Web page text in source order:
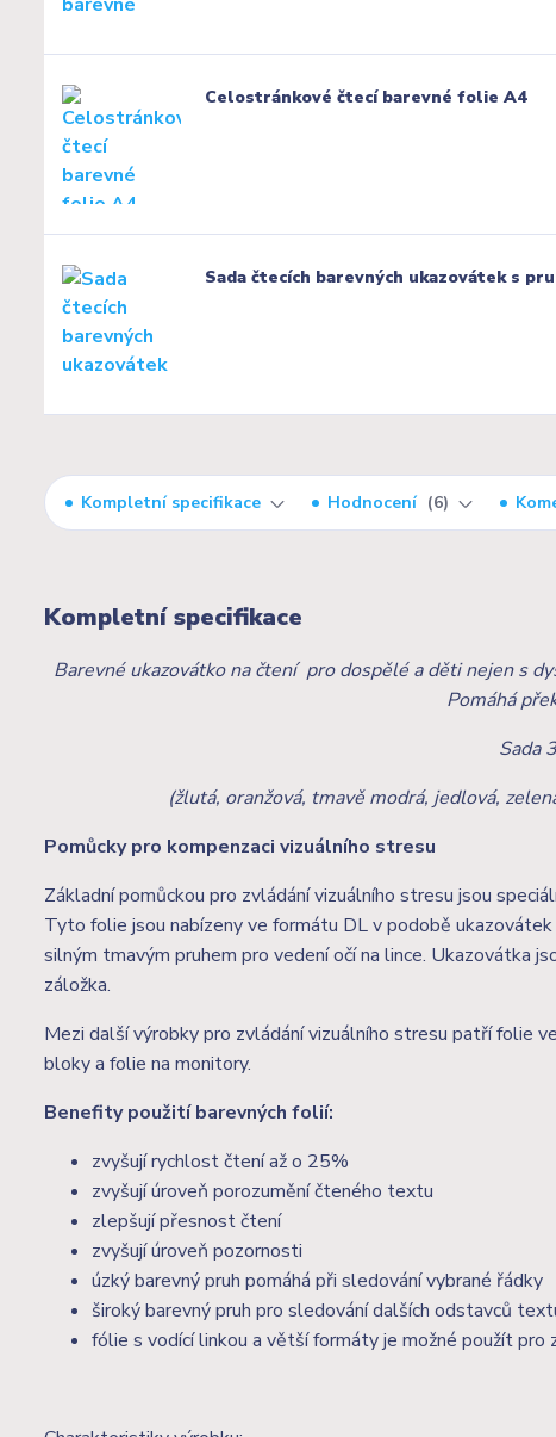
Celostránkové čtecí barevné folie A4
Sada čtecích barevných ukazovátek s
Kompletní specifikace Hodnocení 6
Kompletní specifikace
Barevné ukazovátko na čtení pro dospělé a děti nejen s
Pomáhá
Sada
(žlutá, oranžová, tmavě modrá, jedlová,
Pomůcky pro kompenzaci vizuálního stresu
Základní pomůckou pro zvládání vizuálního stresu jsou
Tyto folie jsou nabízeny ve formátu DL v podobě
silným tmavým pruhem pro vedení očí na lince. Ukazovátka
záložka.
Mezi další výrobky pro zvládání vizuálního stresu patří folie
bloky a folie na monitory.
Benefity použití barevných folií:
zvyšují rychlost čtení až o 25%
zvyšují úroveň porozumění čteného textu
zlepšují přesnost čtení
zvyšují úroveň pozornosti
úzký barevný pruh pomáhá při sledování vybrané řádky
široký barevný pruh pro sledování dalších odstavců
fólie s vodící linkou a větší formáty je možné použít pro